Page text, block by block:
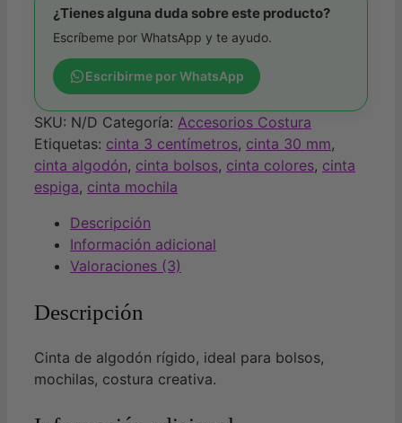
mm
¿Tienes alguna duda sobre este producto?
Escríbeme por WhatsApp y te ayudo.
Escribirme por WhatsApp
SKU: N/D Categoría: Accesorios Costura
Etiquetas: cinta 3 centímetros, cinta 30 mm,
cinta algodón, cinta bolsos, cinta colores, cinta
espiga, cinta mochila
Descripción
Información adicional
Valoraciones (3)
Descripción
Cinta de algodón rígido, ideal para bolsos,
mochilas, costura creativa.